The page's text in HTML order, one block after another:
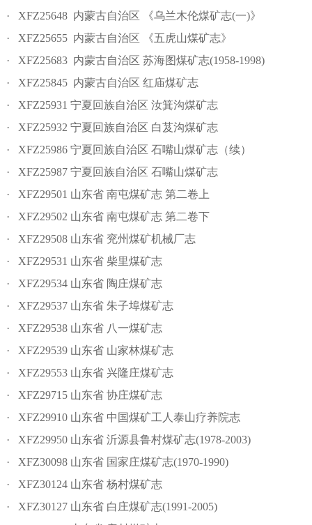
· XFZ25648 内蒙古自治区 《乌兰木伦煤矿志(一)》
· XFZ25655 内蒙古自治区 《五虎山煤矿志》
· XFZ25683 内蒙古自治区 苏海图煤矿志(1958-1998)
· XFZ25845 内蒙古自治区 红庙煤矿志
· XFZ25931 宁夏回族自治区 汝箕沟煤矿志
· XFZ25932 宁夏回族自治区 白芨沟煤矿志
· XFZ25986 宁夏回族自治区 石嘴山煤矿志（续）
· XFZ25987 宁夏回族自治区 石嘴山煤矿志
· XFZ29501 山东省 南屯煤矿志 第二卷上
· XFZ29502 山东省 南屯煤矿志 第二卷下
· XFZ29508 山东省 兖州煤矿机械厂志
· XFZ29531 山东省 柴里煤矿志
· XFZ29534 山东省 陶庄煤矿志
· XFZ29537 山东省 朱子埠煤矿志
· XFZ29538 山东省 八一煤矿志
· XFZ29539 山东省 山家林煤矿志
· XFZ29553 山东省 兴隆庄煤矿志
· XFZ29715 山东省 协庄煤矿志
· XFZ29910 山东省 中国煤矿工人泰山疗养院志
· XFZ29950 山东省 沂源县鲁村煤矿志(1978-2003)
· XFZ30098 山东省 国家庄煤矿志(1970-1990)
· XFZ30124 山东省 杨村煤矿志
· XFZ30127 山东省 白庄煤矿志(1991-2005)